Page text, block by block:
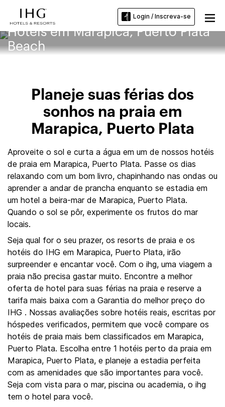
Login / Inscreva-se
Hotéis em Marapica, Puerto Plata
Beach
Planeje suas férias dos
sonhos na praia em
Marapica, Puerto Plata
Aproveite o sol e curta a água em um de nossos hotéis
de praia em Marapica, Puerto Plata. Passe os dias
relaxando com um bom livro, chapinhando nas ondas ou
aprender a andar de prancha enquanto se estadia em
um hotel a beira-mar de Marapica, Puerto Plata.
Quando o sol se pôr, experimente os frutos do mar
locais.
Seja qual for o seu prazer, os resorts de praia e os
hotéis do IHG em Marapica, Puerto Plata, irão
surpreender e encantar você. Com o ihg, uma viagem a
praia não precisa gastar muito. Encontre a melhor
oferta de hotel para suas férias na praia e reserve a
tarifa mais baixa com a Garantia do melhor preço do
IHG . Nossas avaliações sobre hotéis reais, escritas por
hóspedes verificados, permitem que você compare os
hotéis de praia mais bem classificados em Marapica,
Puerto Plata. Escolha entre 1 hotéis perto da praia em
Marapica, Puerto Plata, e planeje a estadia perfeita
com as amenidades que são importantes para você.
Seja com vista para o mar, piscina ou academia, o ihg
tem o hotel para você.